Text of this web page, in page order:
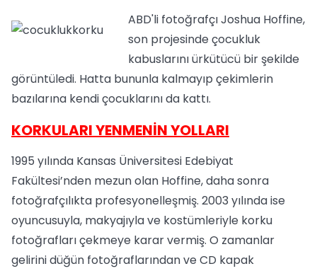
ABD'li fotoğrafçı Joshua Hoffine,
son projesinde çocukluk
kabuslarını ürkütücü bir şekilde
görüntüledi. Hatta bununla kalmayıp çekimlerin
bazılarına kendi çocuklarını da kattı.
KORKULARI YENMENİN YOLLARI
1995 yılında Kansas Üniversitesi Edebiyat
Fakültesi’nden mezun olan Hoffine, daha sonra
fotoğrafçılıkta profesyonelleşmiş. 2003 yılında ise
oyuncusuyla, makyajıyla ve kostümleriyle korku
fotoğrafları çekmeye karar vermiş. O zamanlar
gelirini düğün fotoğraflarından ve CD kapak